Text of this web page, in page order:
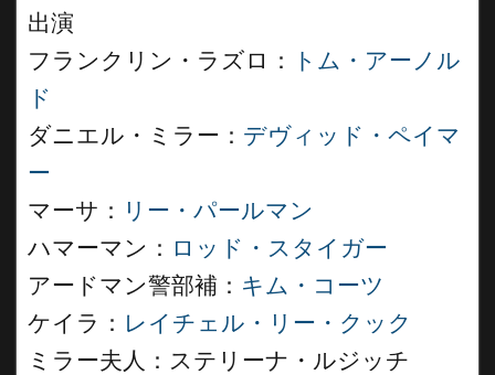
出演
フランクリン・ラズロ：
トム・アーノル
ド
ダニエル・ミラー： デヴィッド・ペイマ
ー
マーサ： リー・パールマン
ハマーマン： ロッド・スタイガー
アードマン警部補： キム・コーツ
ケイラ： レイチェル・リー・クック
ミラー夫人：ステリーナ・ルジッチ